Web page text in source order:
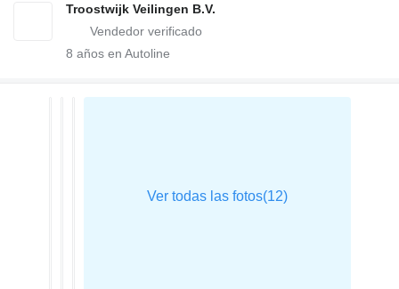
Troostwijk Veilingen B.V.
8 años en Autoline